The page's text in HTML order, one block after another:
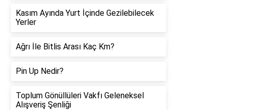
Kasım Ayında Yurt İçinde Gezilebilecek
Yerler
Ağrı İle Bitlis Arası Kaç Km?
Pin Up Nedir?
Toplum Gönüllüleri Vakfı Geleneksel
Alışveriş Şenliği